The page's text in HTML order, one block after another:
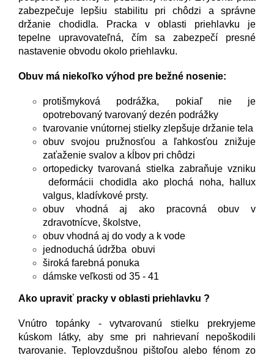
zabezpečuje lepšiu stabilitu pri chôdzi a správne
držanie chodidla. Pracka v oblasti priehlavku je
tepelne upravovateľná, čím sa zabezpečí presné
nastavenie obvodu okolo priehlavku.
Obuv má niekoľko výhod pre bežné nosenie:
protišmyková podrážka, pokiaľ nie je
opotrebovaný tvarovaný dezén podrážky
tvarovanie vnútornej stielky zlepšuje držanie tela
obuv svojou pružnosťou a ľahkosťou znižuje
zaťaženie svalov a kĺbov pri chôdzi
ortopedicky tvarovaná stielka zabraňuje vzniku
deformácii chodidla ako plochá noha, hallux
valgus, kladívkové prsty.
obuv vhodná aj ako pracovná obuv v
zdravotnícve, školstve,
obuv vhodná aj do vody a k vode
jednoduchá údržba obuvi
široká farebná ponuka
dámske veľkosti od 35 - 41
Ako upraviť pracky v oblasti priehlavku ?
Vnútro topánky - vytvarovanú stielku prekryjeme
kúskom látky, aby sme pri nahrievaní nepoškodili
tvarovanie. Teplovzdušnou pištoľou alebo fénom zo